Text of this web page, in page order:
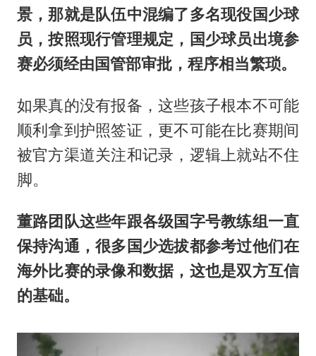
景，那就是队伍中混编了多名现役国少球
员，按照现行管理规定，国少球员出境参
赛必须经由国管部审批，程序相当繁琐。
如果真的没有报备，这些孩子根本不可能
顺利拿到护照签证，更不可能在比赛期间
被官方渠道关注和记录，逻辑上就站不住
脚。
董路团队这些年跟各级国字号教练组一直
保持沟通，很多国少选拔都参考过他们在
海外比赛的录像和数据，这也是双方互信
的基础。